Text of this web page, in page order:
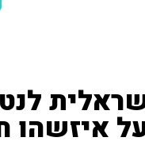
איזשהו